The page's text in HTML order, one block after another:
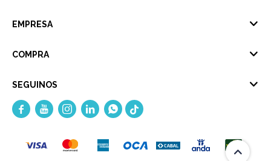
EMPRESA
COMPRA
SEGUINOS
    